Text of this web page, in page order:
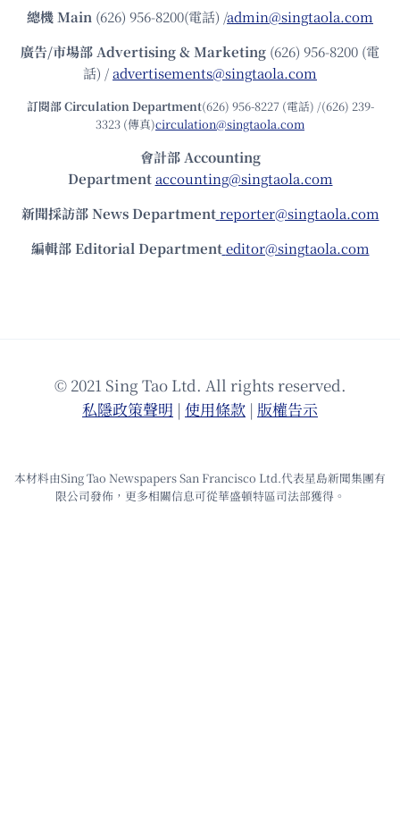
總機Main (626) 956-8200(電話) /admin@singtaola.com
廣告/市場部Advertising & Marketing (626) 956-8200 (電
話) /advertisements@singtaola.com
訂閱部 Circulation Department(626) 956-8227 (電話) /(626) 239-
3323 (傳真)circulation@singtaola.com
會計部 Accounting
Department accounting@singtaola.com
新聞採訪部 News Department reporter@singtaola.com
編輯部 Editorial Department editor@singtaola.com
© 2021 Sing Tao Ltd. All rights reserved.
私隱政策聲明 | 使⽤條款 | 版權告⽰
本材料由Sing Tao Newspapers San Francisco Ltd.代表星島新聞集團有
限公司發佈，更多相關信息可從華盛頓特區司法部獲得。